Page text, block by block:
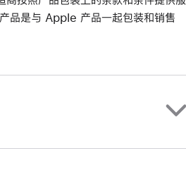
品是与 Apple 产品一起包装和销售